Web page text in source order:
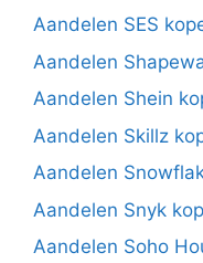
Aandelen SES
Aandelen
Aandelen Shein
Aandelen Skillz
Aandelen
Aandelen Snyk
Aandelen Soho